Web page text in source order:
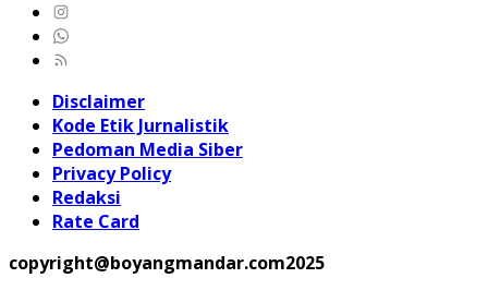
Disclaimer
Kode Etik Jurnalistik
Pedoman Media Siber
Privacy Policy
Redaksi
Rate Card
copyright@boyangmandar.com2025